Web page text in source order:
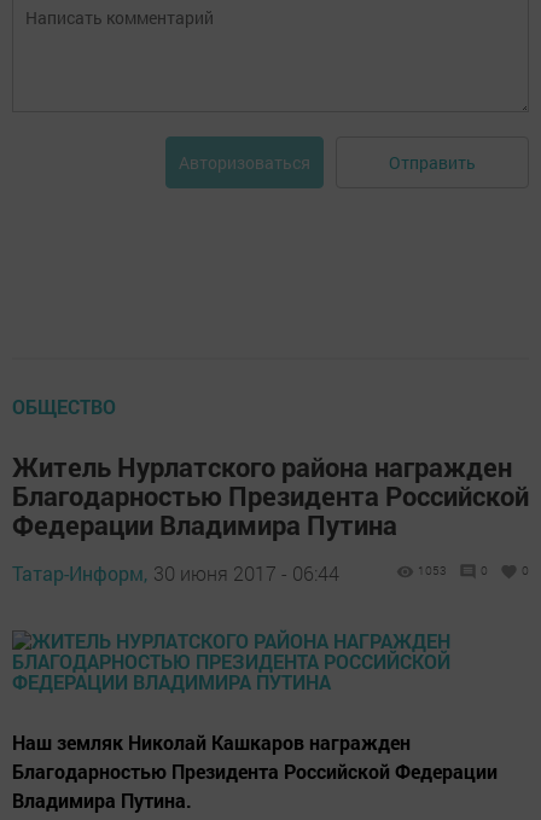
Авторизоваться Отправить
ОБЩЕСТВО
Житель Нурлатского района награжден
Благодарностью Президента Российской
Федерации Владимира Путина
Татар-Информ, 30 июня 2017 - 06:44 1053 0 0
Наш земляк Николай Кашкаров награжден
Благодарностью Президента Российской Федерации
Владимира Путина.